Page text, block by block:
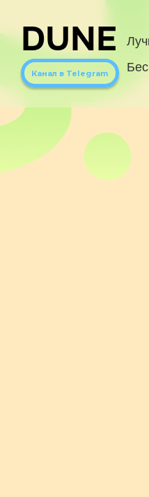
DUNE
Канал в Telegram